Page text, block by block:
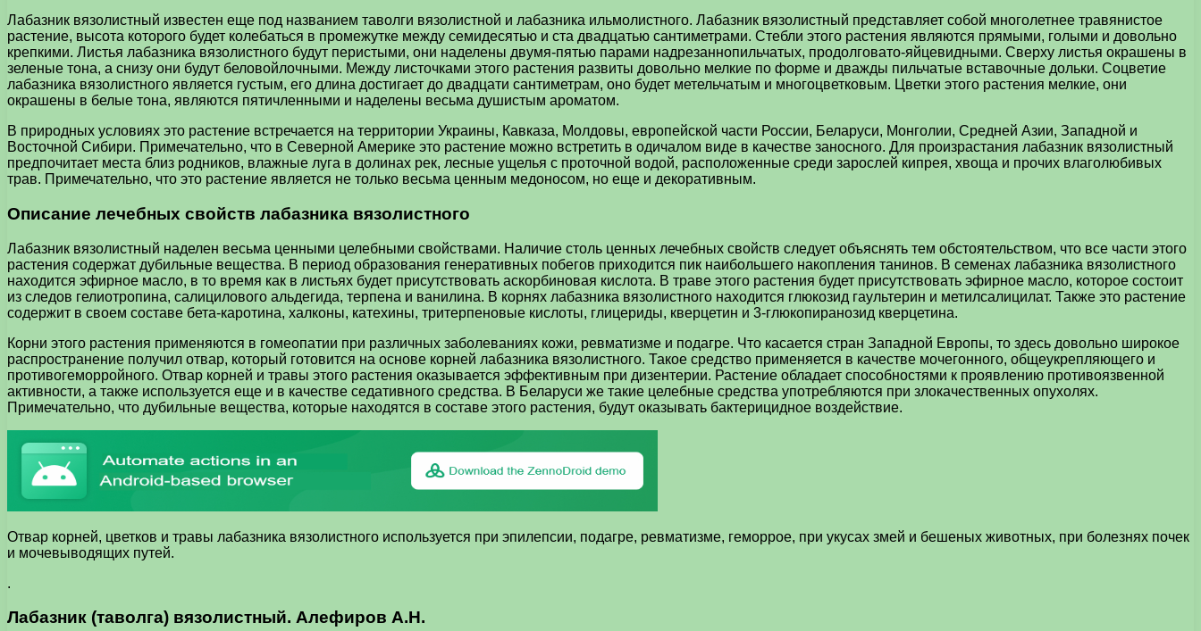
Лабазник вязолистный известен еще под названием таволги вязолистной и лабазника ильмолистного. Лабазник вязолистный представляет собой многолетнее травянистое
растение, высота которого будет колебаться в промежутке между семидесятью и ста двадцатью сантиметрами. Стебли этого растения являются прямыми, голыми и довольно
крепкими. Листья лабазника вязолистного будут перистыми, они наделены двумя-пятью парами надрезаннопильчатых, продолговато-яйцевидными. Сверху листья окрашены в
зеленые тона, а снизу они будут беловойлочными. Между листочками этого растения развиты довольно мелкие по форме и дважды пильчатые вставочные дольки. Соцветие
лабазника вязолистного является густым, его длина достигает до двадцати сантиметрам, оно будет метельчатым и многоцветковым. Цветки этого растения мелкие, они
окрашены в белые тона, являются пятичленными и наделены весьма душистым ароматом.
В природных условиях это растение встречается на территории Украины, Кавказа, Молдовы, европейской части России, Беларуси, Монголии, Средней Азии, Западной и
Восточной Сибири. Примечательно, что в Северной Америке это растение можно встретить в одичалом виде в качестве заносного. Для произрастания лабазник вязолистный
предпочитает места близ родников, влажные луга в долинах рек, лесные ущелья с проточной водой, расположенные среди зарослей кипрея, хвоща и прочих влаголюбивых
трав. Примечательно, что это растение является не только весьма ценным медоносом, но еще и декоративным.
Описание лечебных свойств лабазника вязолистного
Лабазник вязолистный наделен весьма ценными целебными свойствами. Наличие столь ценных лечебных свойств следует объяснять тем обстоятельством, что все части этого
растения содержат дубильные вещества. В период образования генеративных побегов приходится пик наибольшего накопления танинов. В семенах лабазника вязолистного
находится эфирное масло, в то время как в листьях будет присутствовать аскорбиновая кислота. В траве этого растения будет присутствовать эфирное масло, которое состоит
из следов гелиотропина, салицилового альдегида, терпена и ванилина. В корнях лабазника вязолистного находится глюкозид гаультерин и метилсалицилат. Также это растение
содержит в своем составе бета-каротина, халконы, катехины, тритерпеновые кислоты, глицериды, кверцетин и 3-глюкопиранозид кверцетина.
Корни этого растения применяются в гомеопатии при различных заболеваниях кожи, ревматизме и подагре. Что касается стран Западной Европы, то здесь довольно широкое
распространение получил отвар, который готовится на основе корней лабазника вязолистного. Такое средство применяется в качестве мочегонного, общеукрепляющего и
противогеморройного. Отвар корней и травы этого растения оказывается эффективным при дизентерии. Растение обладает способностями к проявлению противоязвенной
активности, а также используется еще и в качестве седативного средства. В Беларуси же такие целебные средства употребляются при злокачественных опухолях.
Примечательно, что дубильные вещества, которые находятся в составе этого растения, будут оказывать бактерицидное воздействие.
Отвар корней, цветков и травы лабазника вязолистного используется при эпилепсии, подагре, ревматизме, геморрое, при укусах змей и бешеных животных, при болезнях почек
и мочевыводящих путей.
.
Лабазник (таволга) вязолистный. Алефиров А.Н.